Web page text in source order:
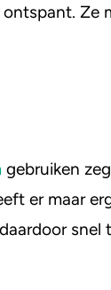
Ze
gebruiken
er maar
snel